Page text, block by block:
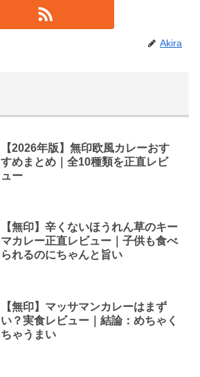
Akira
【2026年版】無印欧風カレーおす
すめまとめ｜全10種類を正直レビ
ュー
【無印】辛くないほうれん草のキー
マカレー正直レビュー｜子供も食べ
られるのにちゃんと旨い
【無印】マッサマンカレーはまず
い？実食レビュー｜結論：めちゃく
ちゃうまい